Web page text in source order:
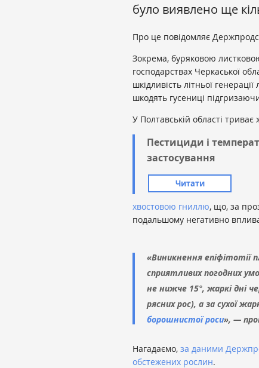
було виявлено ще
Про це повідомляє
Зокрема, буряковою
господарствах Черкаської
шкідливість літньої
шкодять гусениці
У Полтавській області
Пестициди і
застосування
Читати
хвостовою гниллю, що, за
подальшому негативно
«Виникнення епіфітотії
сприятливих погодних
не нижче 15°, жаркі дні
рясних рос), а за сухої
борошнистої роси», —
Нагадаємо, за даними
обстежених рослин.